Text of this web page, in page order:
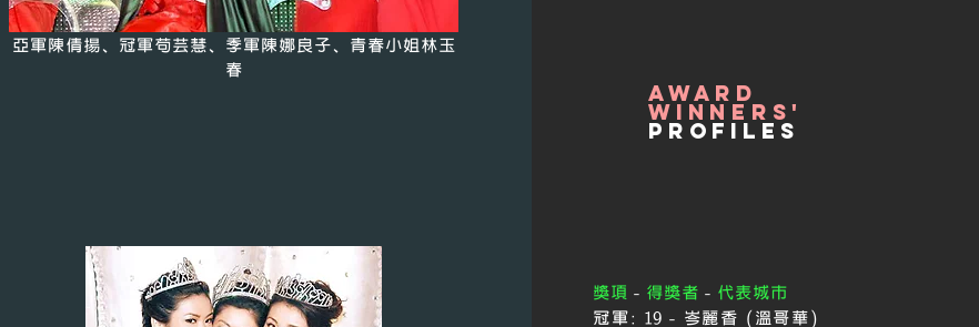
亞軍陳倩揚、冠軍苟芸慧、季軍陳娜良子、青春小姐林玉
春
award
winners'
profiles
獎項 - 得獎者- 代表城市
冠軍: 19 - 岑麗香 (溫哥華)